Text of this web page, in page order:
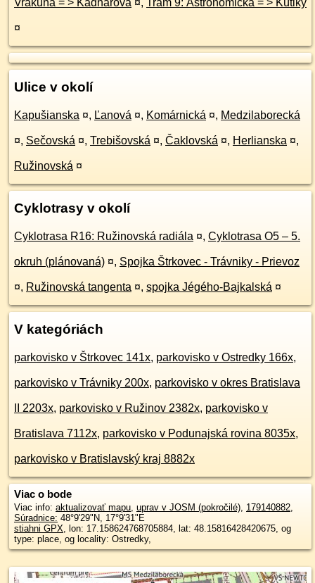
Vrakuňa = > Kadnárova ¤, Tram 9: Astronomická = > Kútiky
¤
Ulice v okolí
Kapušianska ¤, Ľanová ¤, Komárnická ¤, Medzilaborecká
¤, Sečovská ¤, Trebišovská ¤, Čaklovská ¤, Herlianska ¤,
Ružinovská ¤
Cyklotrasy v okolí
Cyklotrasa R16: Ružinovská radiála ¤, Cyklotrasa O5 – 5.
okruh (plánovaná) ¤, Spojka Štrkovec - Trávniky - Prievoz
¤, Ružinovská tangenta ¤, spojka Jégého-Bajkalská ¤
V kategóriách
parkovisko v Štrkovec 141x, parkovisko v Ostredky 166x,
parkovisko v Trávniky 200x, parkovisko v okres Bratislava
II 2203x, parkovisko v Ružinov 2382x, parkovisko v
Bratislava 7112x, parkovisko v Podunajská rovina 8035x,
parkovisko v Bratislavský kraj 8882x
Viac o bode
Viac info: aktualizovať mapu, uprav v JOSM (pokročilé), 179140882,
Súradnice: 48°9'29"N, 17°9'31"E
stiahni GPX, lon: 17.158624768705884, lat: 48.15816428420675, og
type: place, og locality: Ostredky,